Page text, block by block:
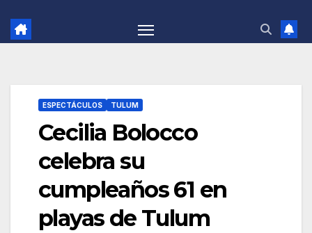
ESPECTÁCULOS TULUM
Cecilia Bolocco
celebra su
cumpleaños 61 en
playas de Tulum